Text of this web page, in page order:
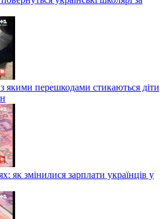
якими перешкодами стикаються діти
як змінилися зарплати українців у